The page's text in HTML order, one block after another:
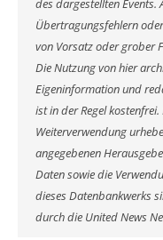
des dargestellten Events.
Übertragungsfehlern
von Vorsatz oder grober
Die Nutzung von hier
Eigeninformation und
ist in der Regel
Weiterverwendung
angegebenen
Daten sowie die
dieses Datenbankwerks
durch die United News